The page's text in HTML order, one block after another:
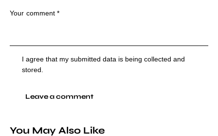
I agree that my submitted data is being collected and
stored.
You May Also Like